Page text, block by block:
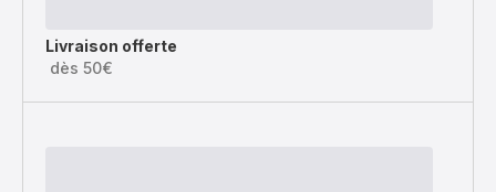
Livraison offerte
dès 50€